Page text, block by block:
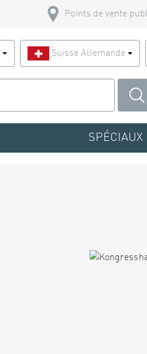
Points de vente
Suisse Allemande
SPÉCIAUX